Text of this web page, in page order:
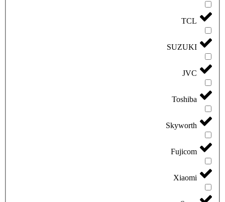
TCL
SUZUKI
JVC
Toshiba
Skyworth
Fujicom
Xiaomi